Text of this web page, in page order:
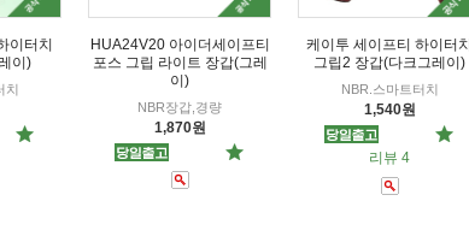
이터치
이)
치
HUA24V20 아이더세이프티
포스 그립 라이트 장갑(그레
이)
NBR장갑,경량
1,870원
케이투 세이프티 하이터치
그립2 장갑(다크그레이)
NBR.스마트터치
1,540원
리뷰 4